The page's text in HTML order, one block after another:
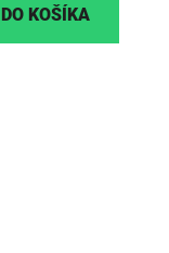
DO KOŠÍKA